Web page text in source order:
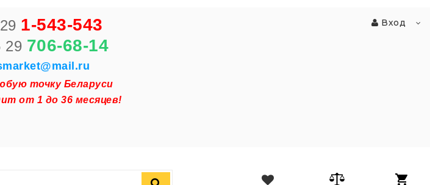
1-543-543
29 706-68-14
точку Беларуси
от 1 до 36 месяцев!
Вход